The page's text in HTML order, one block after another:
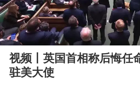
00:00
视频丨英国首相称后悔任
驻美大使